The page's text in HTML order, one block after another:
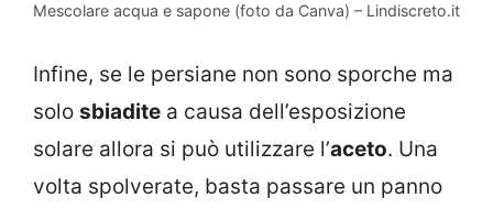
Mescolare acqua e sapone (foto da Canva) – Lindiscreto.it
Infine, se le persiane non sono sporche ma
solo sbiadite a causa dell’esposizione
solare allora si può utilizzare l’aceto. Una
volta spolverate, basta passare un panno